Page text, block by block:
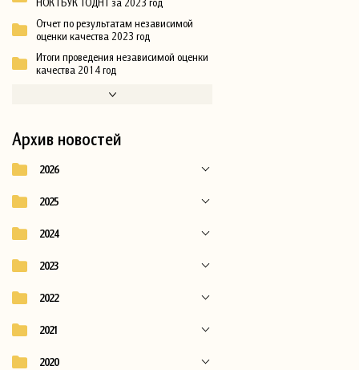
НОК ГБУК ТОДНТ за 2023 год
Отчет по результатам независимой
оценки качества 2023 год
Итоги проведения независимой оценки
качества 2014 год
Архив новостей
2026
2025
2024
2023
2022
2021
2020